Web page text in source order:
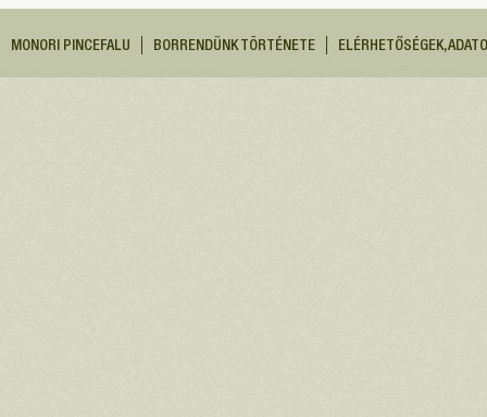
MONORI PINCEFALU BORRENDÜNK TÖRTÉNETE ELÉRHETŐSÉGEK,